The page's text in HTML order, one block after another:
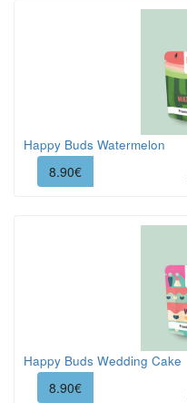
Happy Buds Watermelon
8.90€
Happy Buds Wedding Cake
8.90€